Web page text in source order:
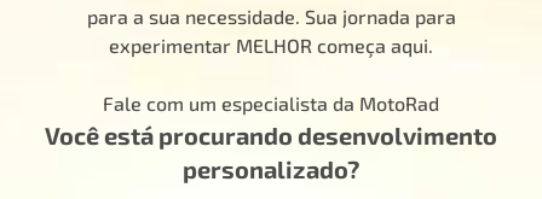
para a sua necessidade. Sua jornada para
experimentar MELHOR começa aqui.
Fale com um especialista da MotoRad
Você está procurando desenvolvimento
personalizado?